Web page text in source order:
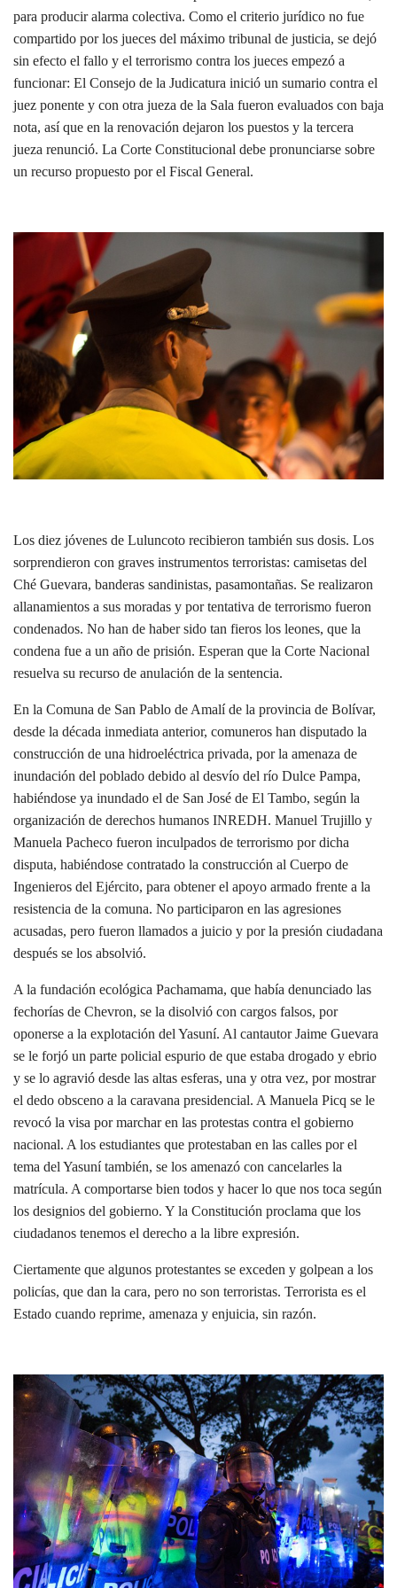
para producir alarma colectiva. Como el criterio jurídico no fue
compartido por los jueces del máximo tribunal de justicia, se dejó
sin efecto el fallo y el terrorismo contra los jueces empezó a
funcionar: El Consejo de la Judicatura inició un sumario contra el
juez ponente y con otra jueza de la Sala fueron evaluados con baja
nota, así que en la renovación dejaron los puestos y la tercera
jueza renunció. La Corte Constitucional debe pronunciarse sobre
un recurso propuesto por el Fiscal General.
Los diez jóvenes de Luluncoto recibieron también sus dosis. Los
sorprendieron con graves instrumentos terroristas: camisetas del
Ché Guevara, banderas sandinistas, pasamontañas. Se realizaron
allanamientos a sus moradas y por tentativa de terrorismo fueron
condenados. No han de haber sido tan fieros los leones, que la
condena fue a un año de prisión. Esperan que la Corte Nacional
resuelva su recurso de anulación de la sentencia.
En la Comuna de San Pablo de Amalí de la provincia de Bolívar,
desde la década inmediata anterior, comuneros han disputado la
construcción de una hidroeléctrica privada, por la amenaza de
inundación del poblado debido al desvío del río Dulce Pampa,
habiéndose ya inundado el de San José de El Tambo, según la
organización de derechos humanos INREDH. Manuel Trujillo y
Manuela Pacheco fueron inculpados de terrorismo por dicha
disputa, habiéndose contratado la construcción al Cuerpo de
Ingenieros del Ejército, para obtener el apoyo armado frente a la
resistencia de la comuna. No participaron en las agresiones
acusadas, pero fueron llamados a juicio y por la presión ciudadana
después se los absolvió.
A la fundación ecológica Pachamama, que había denunciado las
fechorías de Chevron, se la disolvió con cargos falsos, por
oponerse a la explotación del Yasuní. Al cantautor Jaime Guevara
se le forjó un parte policial espurio de que estaba drogado y ebrio
y se lo agravió desde las altas esferas, una y otra vez, por mostrar
el dedo obsceno a la caravana presidencial. A Manuela Picq se le
revocó la visa por marchar en las protestas contra el gobierno
nacional. A los estudiantes que protestaban en las calles por el
tema del Yasuní también, se los amenazó con cancelarles la
matrícula. A comportarse bien todos y hacer lo que nos toca según
los designios del gobierno. Y la Constitución proclama que los
ciudadanos tenemos el derecho a la libre expresión.
Ciertamente que algunos protestantes se exceden y golpean a los
policías, que dan la cara, pero no son terroristas. Terrorista es el
Estado cuando reprime, amenaza y enjuicia, sin razón.